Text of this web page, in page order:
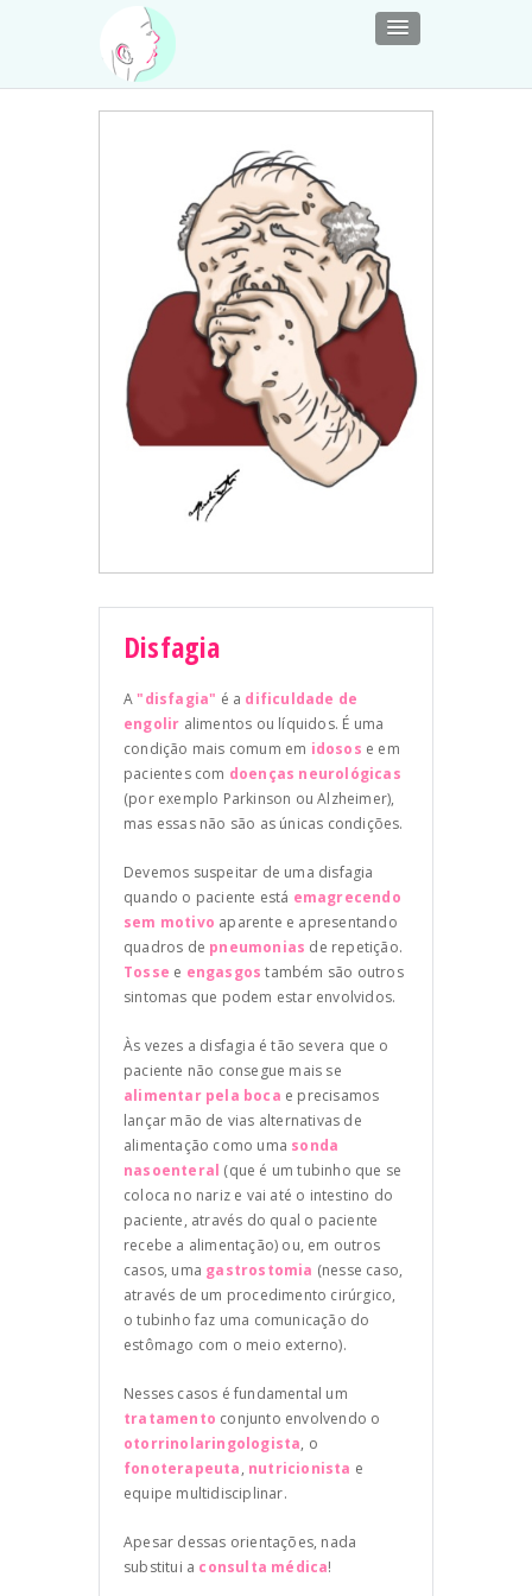
Disfagia
A"disfagia" é a dificuldade de
engolir alimentos ou líquidos. É uma
condição mais comum em idosos e em
pacientes com doenças neurológicas
(por exemplo Parkinson ou Alzheimer),
mas essas não são as únicas condições.
Devemos suspeitar de uma disfagia
quando o paciente está emagrecendo
sem motivo aparente e apresentando
quadros de pneumonias de repetição.
Tosse e engasgos também são outros
sintomas que podem estar envolvidos.
Às vezes a disfagia é tão severa que o
paciente não consegue mais se
alimentar pela boca e precisamos
lançar mão de vias alternativas de
alimentação como uma sonda
nasoenteral (que é um tubinho que se
coloca no nariz e vai até o intestino do
paciente, através do qual o paciente
recebe a alimentação) ou, em outros
casos, uma gastrostomia (nesse caso,
através de um procedimento cirúrgico,
o tubinho faz uma comunicação do
estômago com o meio externo).
Nesses casos é fundamental um
tratamento conjunto envolvendo o
otorrinolaringologista, o
fonoterapeuta, nutricionista e
equipe multidisciplinar.
Apesar dessas orientações, nada
substitui a consulta médica!